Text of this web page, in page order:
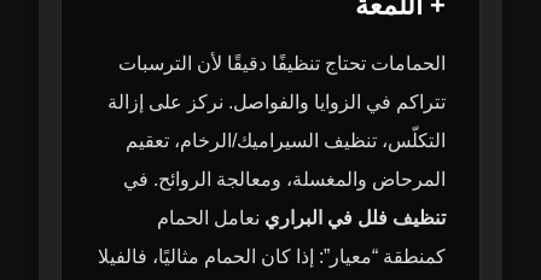
الحمامات تحتاج تنظيفًا دقيقًا لأن الترسبات
تتراكم في الزوايا والفواصل. نركز على إزالة
التكلّس، تنظيف السيراميك/الرخام، تعقيم
المرحاض والمغسلة، ومعالجة الروائح. في
تنظيف فلل في البراري نعامل الحمام
كمنطقة “معيار”: إذا كان الحمام مثاليًا، فالفيلا